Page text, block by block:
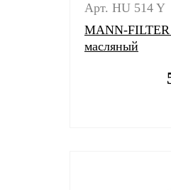
Арт. HU 514 Y
MANN-
масляный